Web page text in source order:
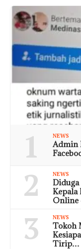
1 NEWS
Admin
2 NEWS
Kepala
3 NEWS
Tokoh
Tirip…